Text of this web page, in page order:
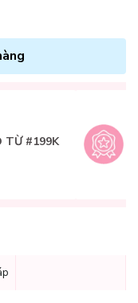
TỪ #199K